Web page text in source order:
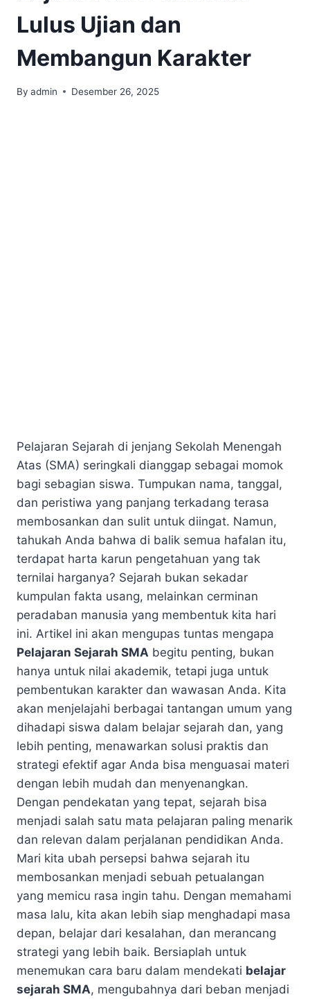
Lulus Ujian dan
Membangun Karakter
By admin Desember 26, 2025
Pelajaran Sejarah di jenjang Sekolah Menengah
Atas (SMA) seringkali dianggap sebagai momok
bagi sebagian siswa. Tumpukan nama, tanggal,
dan peristiwa yang panjang terkadang terasa
membosankan dan sulit untuk diingat. Namun,
tahukah Anda bahwa di balik semua hafalan itu,
terdapat harta karun pengetahuan yang tak
ternilai harganya? Sejarah bukan sekadar
kumpulan fakta usang, melainkan cerminan
peradaban manusia yang membentuk kita hari
ini. Artikel ini akan mengupas tuntas mengapa
Pelajaran Sejarah SMA begitu penting, bukan
hanya untuk nilai akademik, tetapi juga untuk
pembentukan karakter dan wawasan Anda. Kita
akan menjelajahi berbagai tantangan umum yang
dihadapi siswa dalam belajar sejarah dan, yang
lebih penting, menawarkan solusi praktis dan
strategi efektif agar Anda bisa menguasai materi
dengan lebih mudah dan menyenangkan.
Dengan pendekatan yang tepat, sejarah bisa
menjadi salah satu mata pelajaran paling menarik
dan relevan dalam perjalanan pendidikan Anda.
Mari kita ubah persepsi bahwa sejarah itu
membosankan menjadi sebuah petualangan
yang memicu rasa ingin tahu. Dengan memahami
masa lalu, kita akan lebih siap menghadapi masa
depan, belajar dari kesalahan, dan merancang
strategi yang lebih baik. Bersiaplah untuk
menemukan cara baru dalam mendekati belajar
sejarah SMA, mengubahnya dari beban menjadi